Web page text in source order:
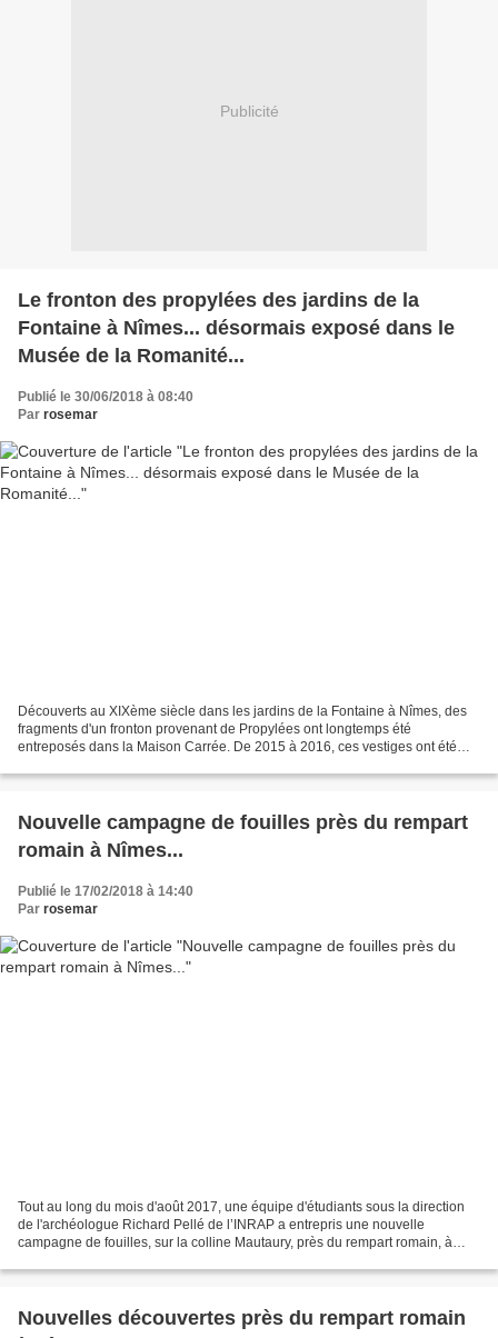
Publicité
Le fronton des propylées des jardins de la
Fontaine à Nîmes... désormais exposé dans le
Musée de la Romanité...
Publié le 30/06/2018 à 08:40
Par rosemar
Découverts au XIXème siècle dans les jardins de la Fontaine à Nîmes, des
fragments d'un fronton provenant de Propylées ont longtemps été
entreposés dans la Maison Carrée. De 2015 à 2016, ces vestiges ont été
Nouvelle campagne de fouilles près du rempart
romain à Nîmes...
Publié le 17/02/2018 à 14:40
Par rosemar
Tout au long du mois d'août 2017, une équipe d'étudiants sous la direction
de l'archéologue Richard Pellé de l’INRAP a entrepris une nouvelle
campagne de fouilles, sur la colline Mautaury, près du rempart romain, à
Nouvelles découvertes près du rempart romain